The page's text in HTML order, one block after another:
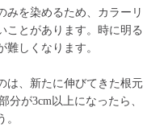
みを染めるため、カラーリ
ことがあります。時に明る
しくなります。
は、新たに伸びてきた根元
分が3cm以上になったら、